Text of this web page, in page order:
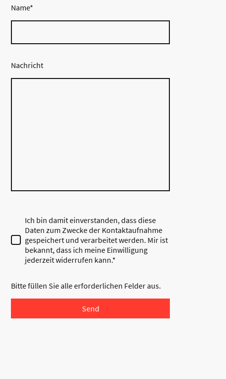
Name*
Nachricht
Ich bin damit einverstanden, dass diese
Daten zum Zwecke der Kontaktaufnahme
gespeichert und verarbeitet werden. Mir ist
bekannt, dass ich meine Einwilligung
jederzeit widerrufen kann.*
Bitte füllen Sie alle erforderlichen Felder aus.
Send